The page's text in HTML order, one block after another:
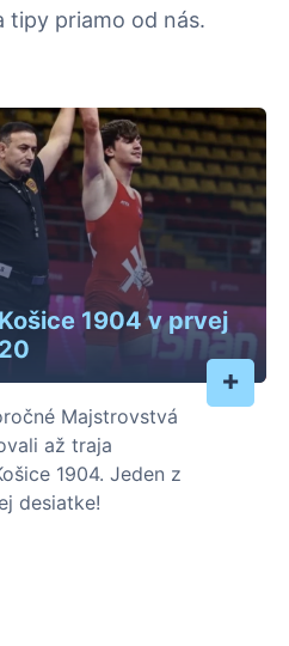
tipy priamo od nás.
1904 v prvej
+
Majstrovstvá
až traja
1904. Jeden z
desiatke!